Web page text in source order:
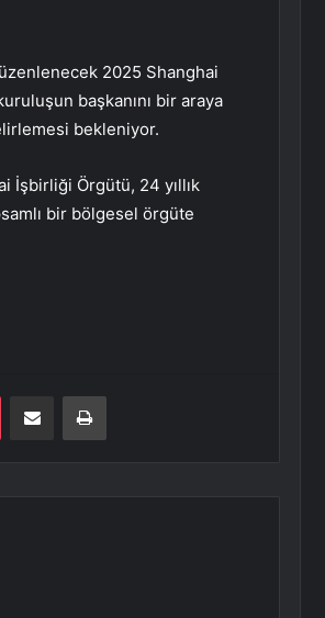
2025 Shanghai
başkanını bir araya
bekleniyor.
İşbirliği Örgütü, 24 yıllık
bir bölgesel örgüte
Pocket E-Posta ile paylaş Yazdır